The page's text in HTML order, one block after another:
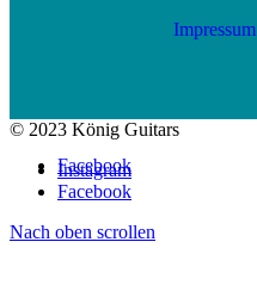
Facebook
Impressum
© 2023 König Guitars
Instagram
Facebook
Nach oben scrollen